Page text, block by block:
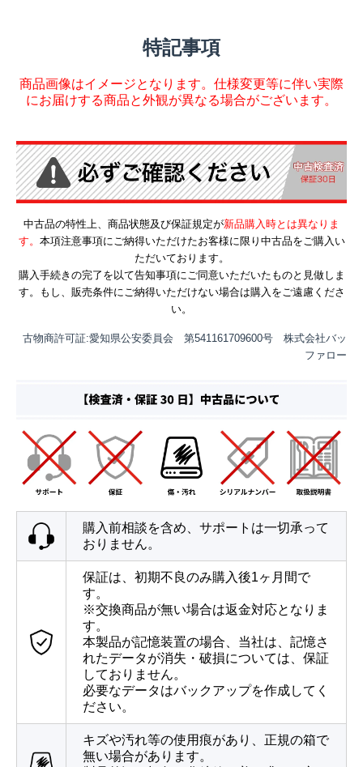
特記事項
商品画像はイメージとなります。仕様変更等に伴い実際
にお届けする商品と外観が異なる場合がございます。
中古品の特性上、商品状態及び保証規定が新品購入時とは異なりま
す。 本項注意事項にご納得いただけたお客様に限り中古品をご購入い
ただいております。
購入手続きの完了を以て告知事項にご同意いただいたものと見做しま
す。もし、販売条件にご納得いただけない場合は購入をご遠慮くださ
い。
古物商許可証:愛知県公安委員会 第541161709600号 株式会社バッ
ファロー
購入前相談を含め、サポートは一切承って
おりません。
保証は、初期不良のみ購入後1ヶ月間で
す。
※交換商品が無い場合は返金対応となりま
す。
本製品が記憶装置の場合、当社は、記憶さ
れたデータが消失・破損については、保証
しておりません。
必要なデータはバックアップを作成してく
ださい。
キズや汚れ等の使用痕があり、正規の箱で
無い場合があります。